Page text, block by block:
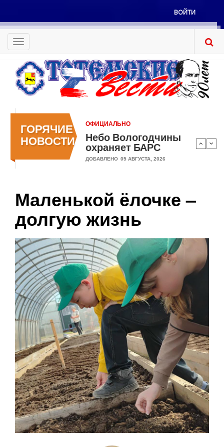
основному
содержанию
Меню
учётной
записи
пользователя
ВОЙТИ
Toggle
navigation
ГОРЯЧИЕ
НОВОСТИ
ОФИЦИАЛЬНО
Небо Вологодчины
охраняет БАРС
ДОБАВЛЕНО 05 АВГУСТА, 2026
Маленькой ёлочке –
долгую жизнь